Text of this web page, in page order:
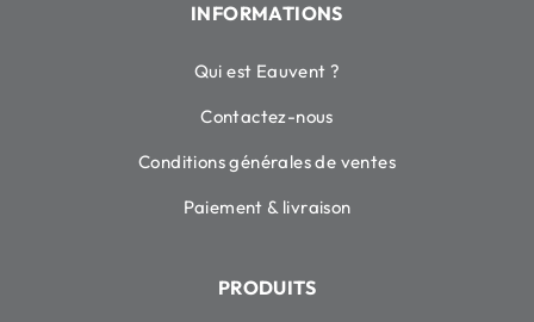
INFORMATIONS
Qui est Eauvent ?
Contactez-nous
Conditions générales de ventes
Paiement & livraison
PRODUITS